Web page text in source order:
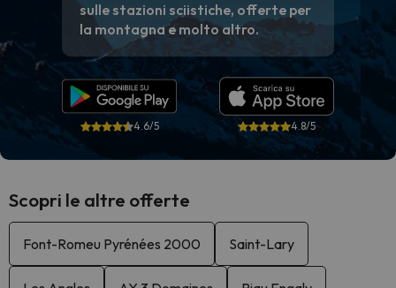
sulle stazioni sciistiche, offerte per
la montagna e molto altro.
4.6/5 4.8/5
Scopri le altre offerte
Font-Romeu Pyrénées 2000 Saint-Lary